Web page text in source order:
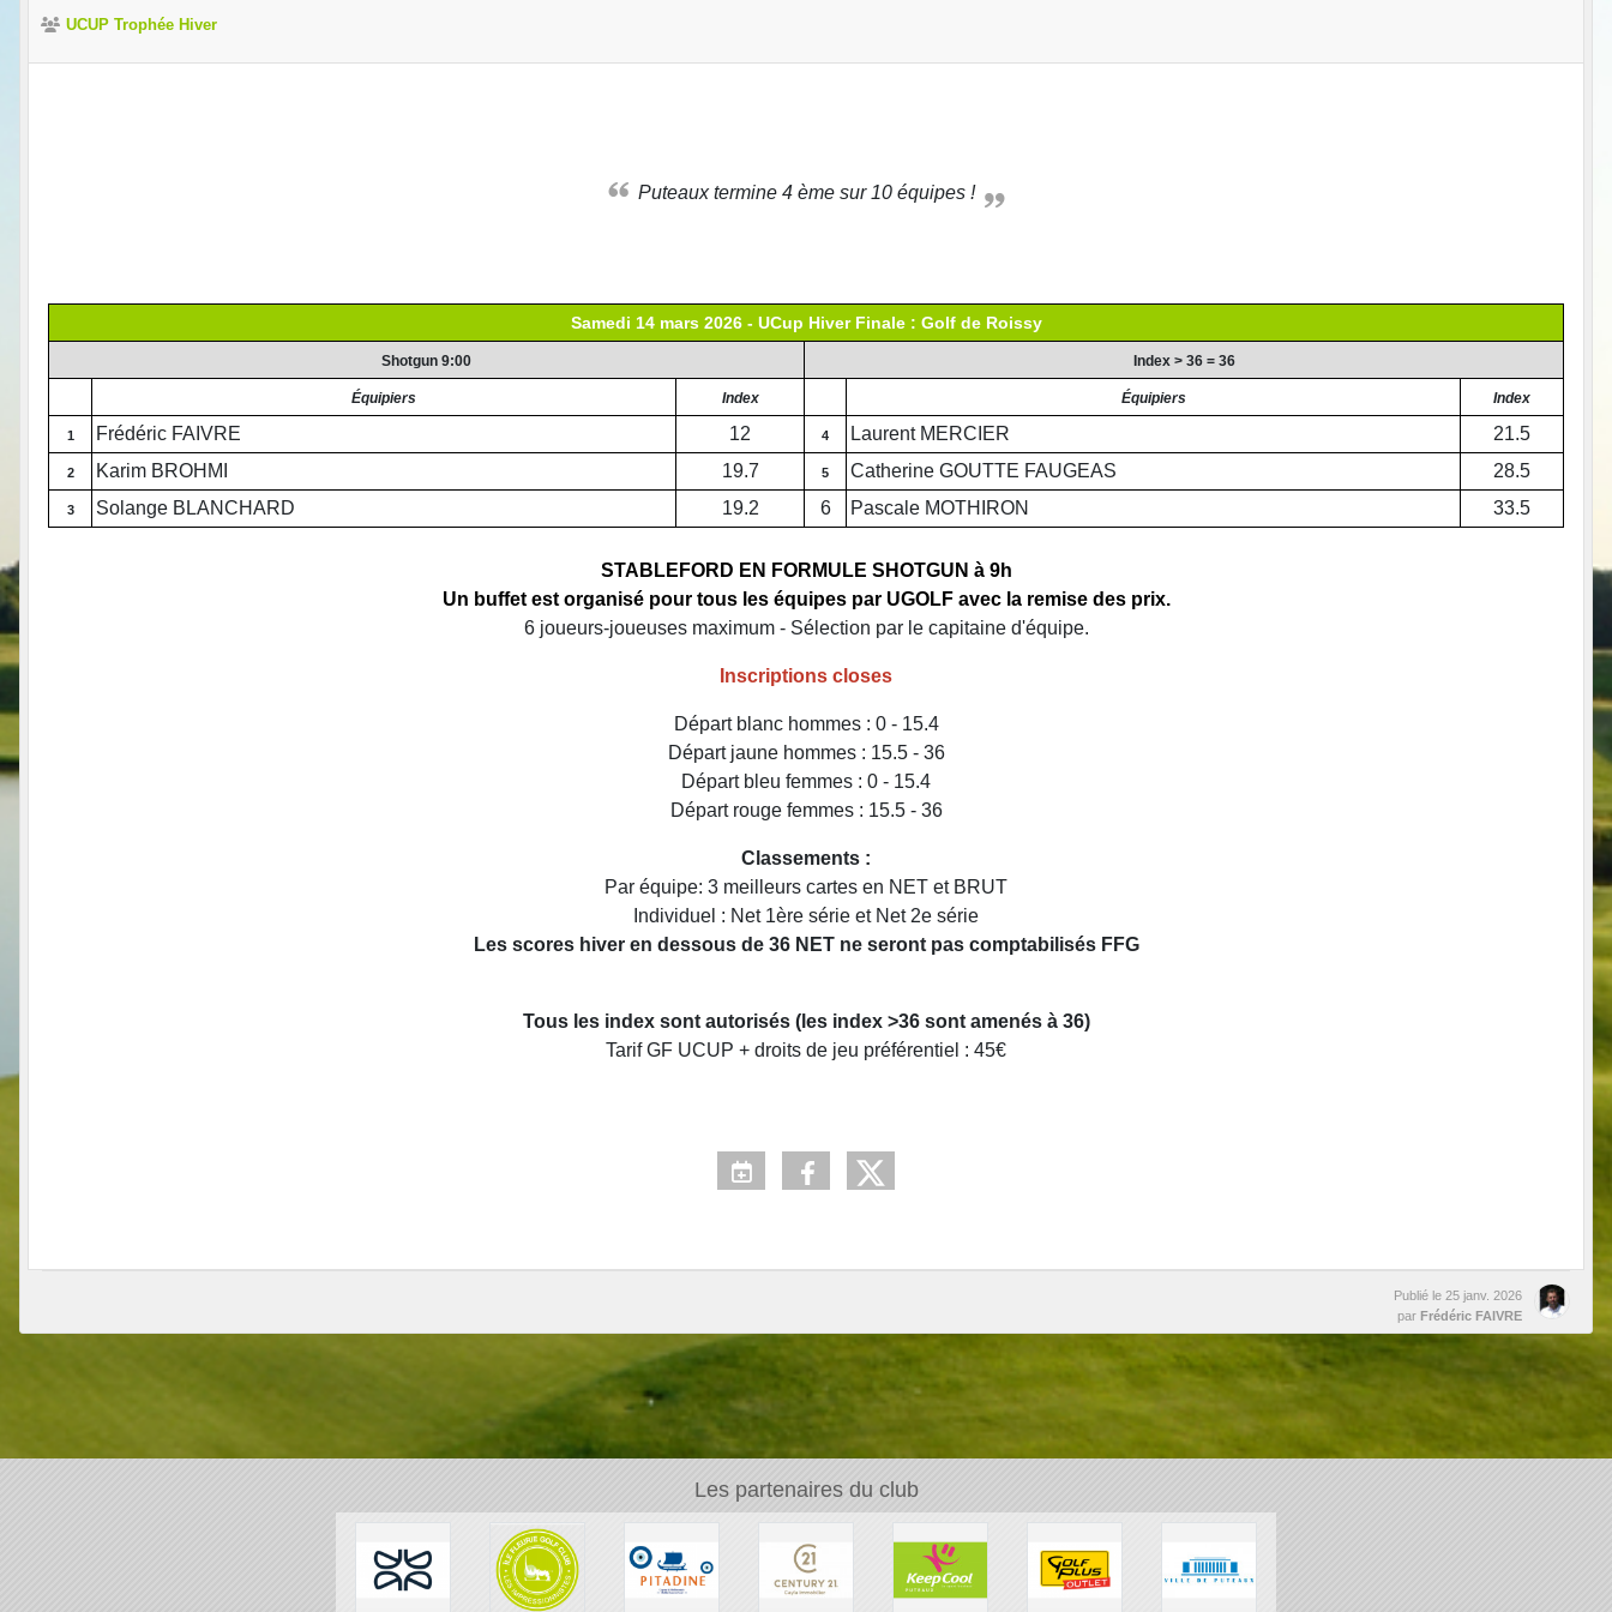
UCUP Trophée Hiver
Puteaux termine 4 ème sur 10 équipes !
Samedi 14 mars 2026 - UCup Hiver Finale : Golf de Roissy
Shotgun 9:00 Index > 36 = 36
Équipiers Index Équipiers Index
1 Frédéric FAIVRE 12 4 Laurent MERCIER 21.5
2 Karim BROHMI 19.7 5 Catherine GOUTTE FAUGEAS 28.5
3 Solange BLANCHARD 19.2 6 Pascale MOTHIRON 33.5
STABLEFORD EN FORMULE SHOTGUN à 9h
Un buffet est organisé pour tous les équipes par UGOLF avec la remise des prix.
6 joueurs-joueuses maximum - Sélection par le capitaine d'équipe.
Inscriptions closes
Départ blanc hommes : 0 - 15.4
Départ jaune hommes : 15.5 - 36
Départ bleu femmes : 0 - 15.4
Départ rouge femmes : 15.5 - 36
Classements :
Par équipe: 3 meilleurs cartes en NET et BRUT
Individuel : Net 1ère série et Net 2e série
Les scores hiver en dessous de 36 NET ne seront pas comptabilisés FFG
Tous les index sont autorisés (les index >36 sont amenés à 36)
Tarif GF UCUP + droits de jeu préférentiel : 45€
Publié le 25 janv. 2026
par Frédéric FAIVRE
Les partenaires du club